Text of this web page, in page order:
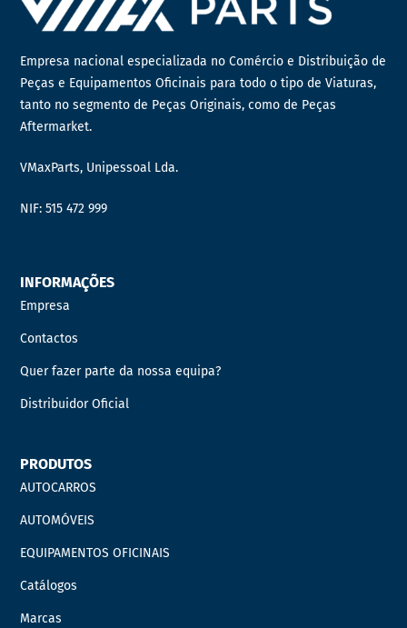
Empresa nacional especializada no Comércio e Distribuição de
Peças e Equipamentos Oficinais para todo o tipo de Viaturas,
tanto no segmento de Peças Originais, como de Peças
Aftermarket.
VMaxParts, Unipessoal Lda.
NIF: 515 472 999
INFORMAÇÕES
Empresa
Contactos
Quer fazer parte da nossa equipa?
Distribuidor Oficial
PRODUTOS
AUTOCARROS
AUTOMÓVEIS
EQUIPAMENTOS OFICINAIS
Catálogos
Marcas